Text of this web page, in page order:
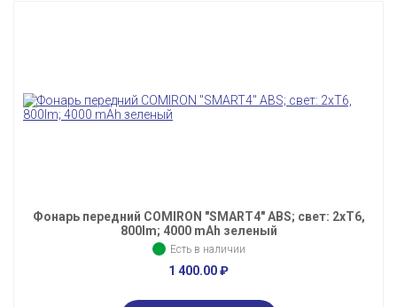
Фонарь передний COMIRON "SMART4" ABS; свет: 2xT6,
800lm; 4000 mAh зеленый
Есть в наличии
1 400.00₽